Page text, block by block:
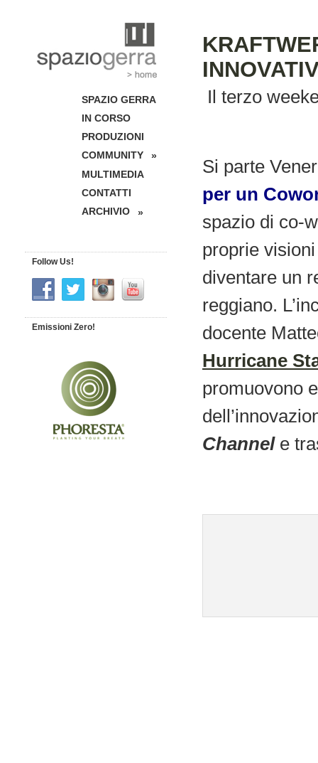
Il terzo
Si parte
per un
spazio di co-
proprie
diventare un
reggiano.
docente
Hurricane
promuovono
Channele
SPAZIO GERRA
IN CORSO
PRODUZIONI
COMMUNITY
»
MULTIMEDIA
CONTATTI
ARCHIVIO
»
Follow Us!
Emissioni Zero!